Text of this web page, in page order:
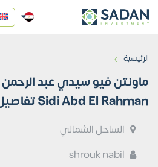
الرئيسية ›
Sidi Abd El Rahman تفاصيل واسعار
الساحل الشمالي